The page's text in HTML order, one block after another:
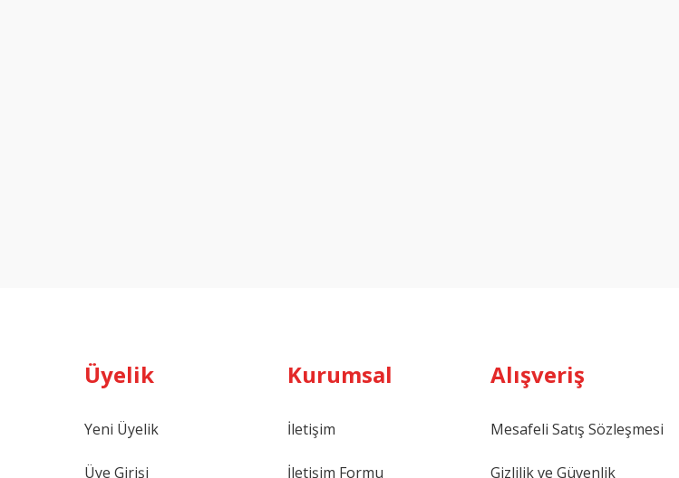
Üyelik
Yeni Üyelik
Üye Girişi
Kurumsal
İletişim
İletişim Formu
Alışveriş
Mesafeli Satış Sözleşmesi
Gizlilik ve Güvenlik